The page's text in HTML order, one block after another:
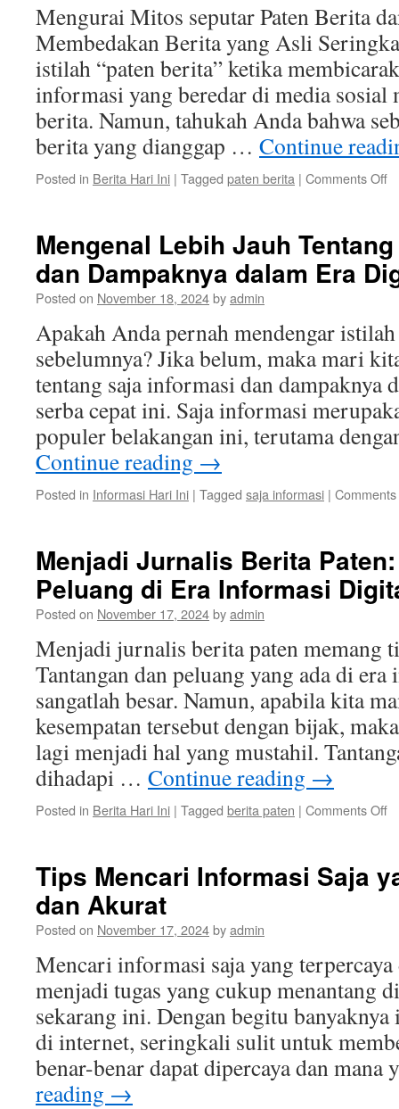
Mengurai Mitos seputar Paten Berita
Membedakan Berita yang Asli
istilah “paten berita” ketika
informasi yang beredar di media
berita. Namun, tahukah Anda bahwa
berita yang dianggap … Continue
Posted in Berita Hari Ini | Tagged paten berita | Comments Off
Mengenal Lebih Jauh
dan Dampaknya dalam Era
Posted on November 18, 2024byadmin
Apakah Anda pernah mendengar
sebelumnya? Jika belum, maka mari
tentang saja informasi dan dampaknya
serba cepat ini. Saja informasi
populer belakangan ini, terutama
Continue reading →
Posted in Informasi Hari Ini | Tagged saja informasi |
Menjadi Jurnalis Berita
Peluang di Era Informasi
Posted on November 17, 2024byadmin
Menjadi jurnalis berita paten memang
Tantangan dan peluang yang ada di
sangatlah besar. Namun, apabila kita
kesempatan tersebut dengan bijak,
lagi menjadi hal yang mustahil.
dihadapi … Continue reading →
Posted in Berita Hari Ini | Tagged berita paten | Comments Off
Tips Mencari Informasi Saja
dan Akurat
Posted on November 17, 2024byadmin
Mencari informasi saja yang
menjadi tugas yang cukup menantang
sekarang ini. Dengan begitu
di internet, seringkali sulit untuk
benar-benar dapat dipercaya dan
reading →